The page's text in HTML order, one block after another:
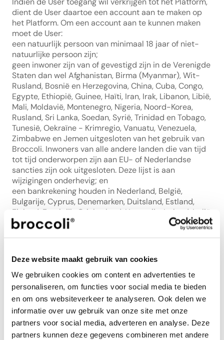
Deze website maakt gebruik van cookies
We gebruiken cookies om content en advertenties te
personaliseren, om functies voor social media te bieden
en om ons websiteverkeer te analyseren. Ook delen we
informatie over uw gebruik van onze site met onze
partners voor social media, adverteren en analyse. Deze
partners kunnen deze gegevens combineren met andere
dient de User daartoe een account aan te maken op
het Platform. Om een account aan te kunnen maken
moet de User:
een natuurlijk persoon van minimaal 18 jaar of niet-
natuurlijke persoon zijn;
geen inwoner zijn van of gevestigd zijn in de Verenigde
Staten dan wel Afghanistan, Birma (Myanmar), Wit-
Rusland, Bosnië en Herzegovina, China, Cuba, Congo,
Egypte, Ethiopië, Guinee, Haïti, Iran, Irak, Libanon, Libië,
Mali, Moldavië, Montenegro, Nigeria, Noord-Korea,
Rusland, Sri Lanka, Soedan, Syrië, Trinidad en Tobago,
Tunesië, Oekraïne - Krimregio, Vanuatu, Venezuela,
Zimbabwe en Jemen uitgesloten van het gebruik van
Broccoli. Inwoners van alle andere landen die van tijd
tot tijd onderworpen zijn aan EU- of Nederlandse
sancties zijn ook uitgesloten. Deze lijst is aan
wijzigingen onderhevig; en
een bankrekening houden in Nederland, België,
Bulgarije, Cyprus, Denemarken, Duitsland, Estland,
Finland, Frankrijk, Griekenland, Hongarije, Ierland, Italië,
Kroatië, Letland, Litouwen, Luxemburg, Malta,
Noorwegen, Oostenrijk, Polen, Portugal, Roemenië,
Broccoli gebruiken omdat deze landen worden
aangeboden in de betalingsmogelijkheden op het
Platform;
en indien de potentiële User een niet-ervaren
belegger is, dient de User de volgende stappen met
goed gevolg (naar goeddunken van Broccoli) te
hebben doorlopen:
de kennis- en ervaringstoets; en de simulatietest.